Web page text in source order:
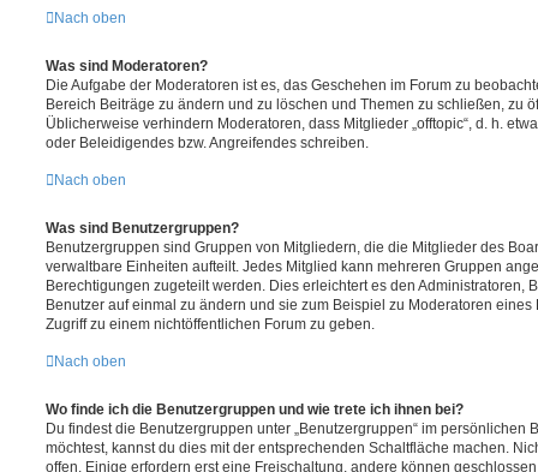
Nach oben
Was sind Moderatoren?
Die Aufgabe der Moderatoren ist es, das Geschehen im Forum zu
Bereich Beiträge zu ändern und zu löschen und Themen zu schließen, zu
Üblicherweise verhindern Moderatoren, dass Mitglieder „offtopic“, d. h.
oder Beleidigendes bzw. Angreifendes schreiben.
Nach oben
Was sind Benutzergruppen?
Benutzergruppen sind Gruppen von Mitgliedern, die die Mitglieder des
verwaltbare Einheiten aufteilt. Jedes Mitglied kann mehreren Gruppen
Berechtigungen zugeteilt werden. Dies erleichtert es den Administratoren,
Benutzer auf einmal zu ändern und sie zum Beispiel zu Moderatoren
Zugriff zu einem nichtöffentlichen Forum zu geben.
Nach oben
Wo finde ich die Benutzergruppen und wie trete ich ihnen bei?
Du findest die Benutzergruppen unter „Benutzergruppen“ im persönlichen
möchtest, kannst du dies mit der entsprechenden Schaltfläche machen.
offen. Einige erfordern erst eine Freischaltung, andere können